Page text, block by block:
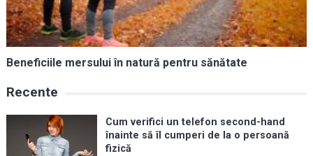
Beneficiile mersului în natură pentru sănătate
Recente
Cum verifici un telefon second-hand
înainte să îl cumperi de la o persoană
fizică